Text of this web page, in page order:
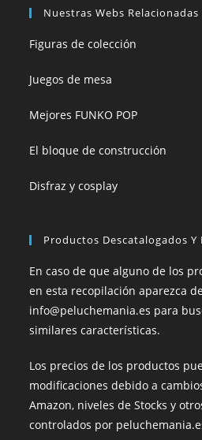
Nuestras Webs Relacionadas
Figuras de colección
Juegos de mesa
Mejores FUNKO POP
El bloque de construcción
Disfraz y cosplay
Productos Descatalogados Y
En caso de que alguno de los
en esta recopilación aparezca
info@peluchemania.es para
similares características.
Los precios de los productos
modificaciones debido a
Amazon, niveles de Stocks y
controlados por